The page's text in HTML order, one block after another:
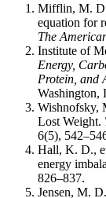
Mifflin, M.
equation for
The
Institute of
Energy,
Protein, and
Washington,
Wishnofsky,
Lost Weight.
6(5),
Hall, K. D.,
energy
826–837.
Jensen, M.